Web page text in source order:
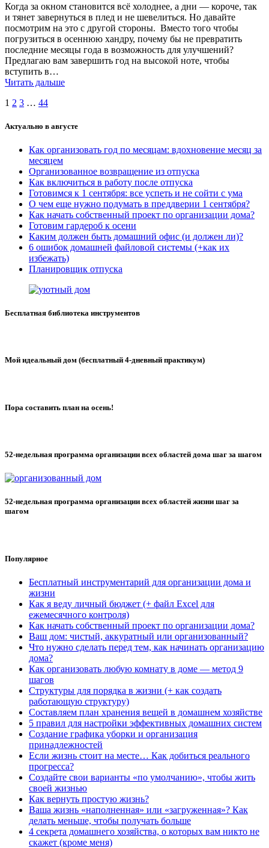
Когда за окном становится всё холоднее, а дни — короче, так
и тянет завернуться в плед и не шевелиться. Но давайте
посмотрим на это с другой стороны. Вместо того чтобы
погрузиться в осеннюю хандру, почему бы не превратить
последние месяцы года в возможность для улучшений?
Предлагаю вам завершить год на высокой ноте, чтобы
вступить в…
Читать дальше
Навигация
по
Страница
1 Страница
2 Страница
3 … Страница
44
Актуально в августе
Как организовать год по месяцам: вдохновение месяц за
месяцем
Организованное возвращение из отпуска
Как включиться в работу после отпуска
Готовимся к 1 сентября: все успеть и не сойти с ума
О чем еще нужно подумать в преддверии 1 сентября?
Как начать собственный проект по организации дома?
Готовим гардероб к осени
Каким должен быть домашний офис (и должен ли)?
6 ошибок домашней файловой системы (+как их
избежать)
Планировщик отпуска
Бесплатная библиотека инструментов
Мой идеальный дом (бесплатный 4-дневный практикум)
Пора составить план на осень!
52-недельная программа организации всех областей дома шаг за шагом
52-недельная программа организации всех областей жизни шаг за
шагом
Популярное
Бесплатный инструментарий для организации дома и
жизни
Как я веду личный бюджет (+ файл Excel для
ежемесячного контроля)
Как начать собственный проект по организации дома?
Ваш дом: чистый, аккуратный или организованный?
Что нужно сделать перед тем, как начинать организацию
дома?
Как организовать любую комнату в доме — метод 9
шагов
Структуры для порядка в жизни (+ как создать
работающую структуру)
Составляем план хранения вещей в домашнем хозяйстве
5 правил для настройки эффективных домашних систем
Создание графика уборки и организация
принадлежностей
Если жизнь стоит на месте… Как добиться реального
прогресса?
Создайте свои варианты «по умолчанию», чтобы жить
своей жизнью
Как вернуть простую жизнь?
Ваша жизнь «наполненная» или «загруженная»? Как
делать меньше, чтобы получать больше
4 секрета домашнего хозяйства, о которых вам никто не
скажет (кроме меня)